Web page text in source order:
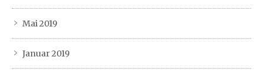
Mai 2019
Januar 2019